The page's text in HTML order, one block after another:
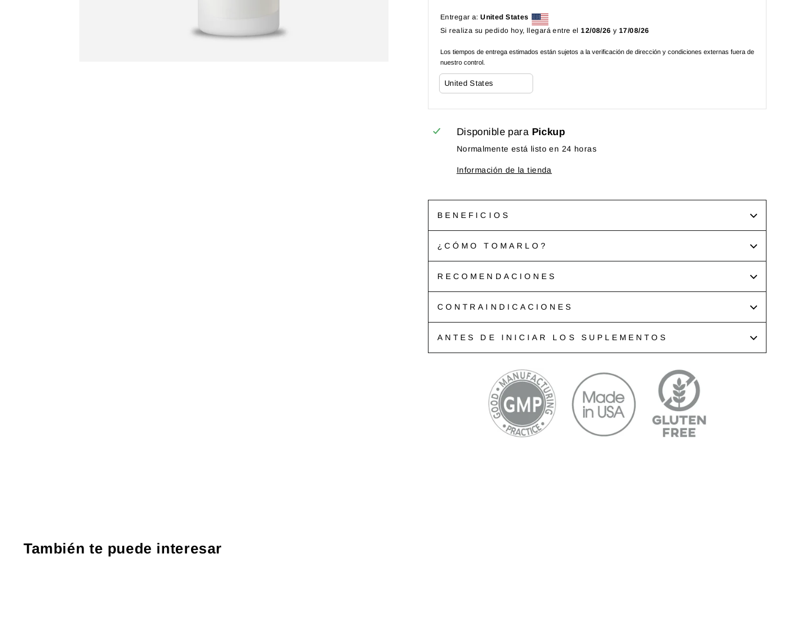
Entregar a:United States
Si realiza su pedido hoy, llegará entre el12/08/26 y 17/08/26
Los tiempos de entrega estimados están sujetos a la verificación de dirección y condiciones externas fuera de
nuestro control.
Disponible para Pickup
Normalmente está listo en 24 horas
Información de la tienda
BENEFICIOS
¿CÓMO TOMARLO?
RECOMENDACIONES
CONTRAINDICACIONES
ANTES DE INICIAR LOS SUPLEMENTOS
También te puede interesar